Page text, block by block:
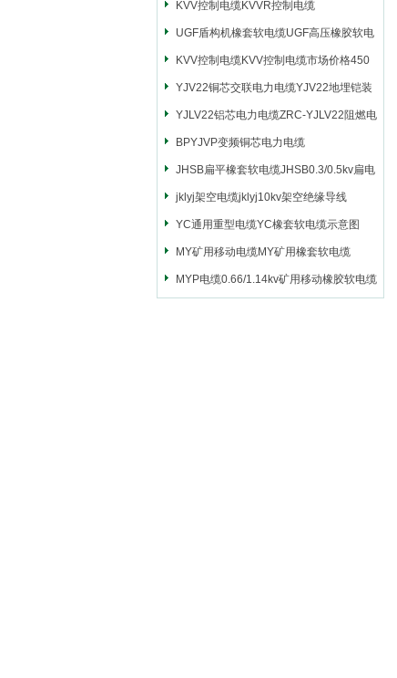
KVV控制电缆KVVR控制电缆
UGF盾构机橡套软电缆UGF高压橡胶软电
缆
KVV控制电缆KVV控制电缆市场价格450
YJV22铜芯交联电力电缆YJV22地埋铠装
电源电缆
YJLV22铝芯电力电缆ZRC-YJLV22阻燃电
力电缆
BPYJVP变频铜芯电力电缆
JHSB扁平橡套软电缆JHSB0.3/0.5kv扁电
缆
jklyj架空电缆jklyj10kv架空绝缘导线
YC通用重型电缆YC橡套软电缆示意图
MY矿用移动电缆MY矿用橡套软电缆
MYP电缆0.66/1.14kv矿用移动橡胶软电缆